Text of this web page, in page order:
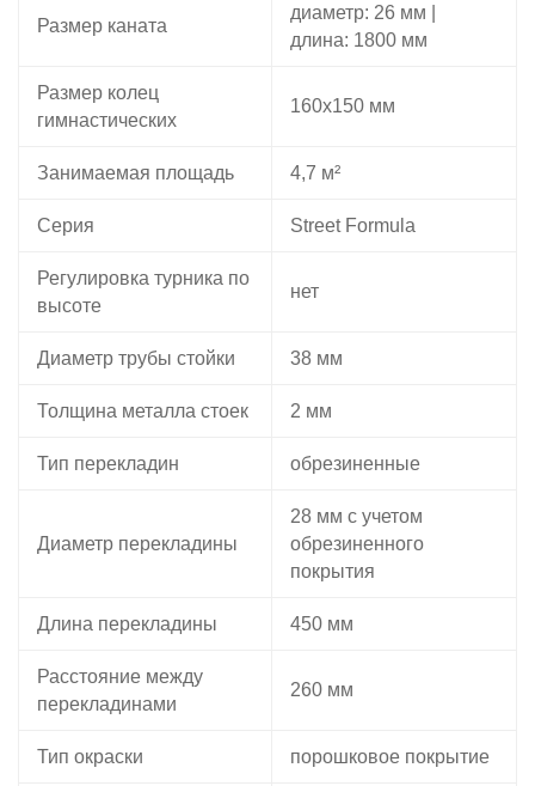
Размер каната
диаметр: 26 мм |
длина: 1800 мм
Размер колец
гимнастических
160х150 мм
Занимаемая площадь 4,7 м²
Серия Street Formula
Регулировка турника по
высоте
нет
Диаметр трубы стойки 38 мм
Толщина металла стоек 2 мм
Тип перекладин обрезиненные
Диаметр перекладины
28 мм с учетом
обрезиненного
покрытия
Длина перекладины 450 мм
Расстояние между
перекладинами
260 мм
Тип окраски порошковое покрытие